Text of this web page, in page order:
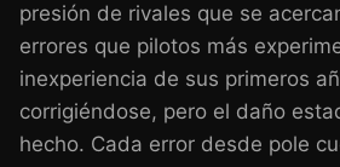
presión de rivales que se
errores que pilotos más
inexperiencia de sus primeros
corrigiéndose, pero el daño
hecho. Cada error desde pole